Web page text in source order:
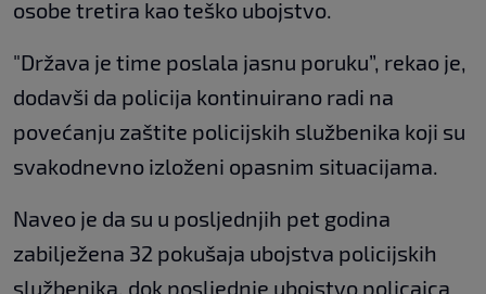
osobe tretira kao teško ubojstvo.
"Država je time poslala jasnu poruku”, rekao je,
dodavši da policija kontinuirano radi na
povećanju zaštite policijskih službenika koji su
svakodnevno izloženi opasnim situacijama.
Naveo je da su u posljednjih pet godina
zabilježena 32 pokušaja ubojstva policijskih
službenika, dok posljednje ubojstvo policajca